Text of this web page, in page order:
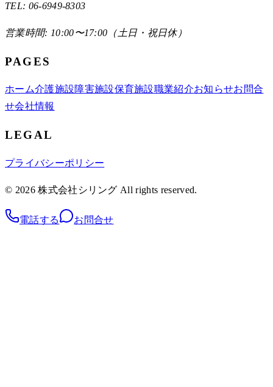
TEL: 06-6949-8303
営業時間: 10:00〜17:00 （ 土日・祝日休）
PAGES
ホーム介護施設障害施設保育施設職業紹介お知らせお問合
せ会社情報
LEGAL
プライバシーポリシー
© 2026 株式会社シリング All rights reserved.
電話する お問合せ